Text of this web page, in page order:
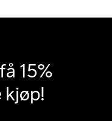
15%
kjøp!